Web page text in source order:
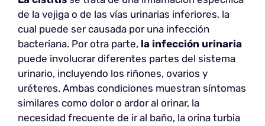
de la vejiga o de las vías urinarias inferiores, la
cual puede ser causada por una infección
bacteriana. Por otra parte, la infección urinaria
puede involucrar diferentes partes del sistema
urinario, incluyendo los riñones, ovarios y
uréteres. Ambas condiciones muestran síntomas
similares como dolor o ardor al orinar, la
necesidad frecuente de ir al baño, la orina turbia